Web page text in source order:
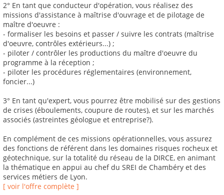
2° En tant que conducteur d'opération, vous réalisez des
missions d'assistance à maîtrise d'ouvrage et de pilotage de
maître d'oeuvre :
- formaliser les besoins et passer / suivre les contrats (maîtrise
d'oeuvre, contrôles extérieurs...) ;
- piloter / contrôler les productions du maître d'oeuvre du
programme à la réception ;
- piloter les procédures réglementaires (environnement,
foncier...)
3° En tant qu'expert, vous pourrez être mobilisé sur des gestions
de crises (éboulements, coupure de routes), et sur les marchés
associés (astreintes géologue et entreprise?).
En complément de ces missions opérationnelles, vous assurez
des fonctions de référent dans les domaines risques rocheux et
géotechnique, sur la totalité du réseau de la DIRCE, en animant
la thématique en appui au chef du SREI de Chambéry et des
services métiers de Lyon.
[ voir l'offre complète ]